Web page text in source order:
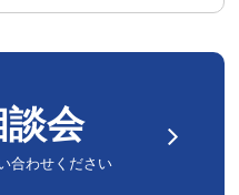
会
合わせください